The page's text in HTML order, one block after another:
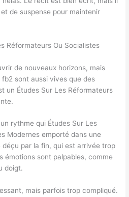
de suspense pour maintenir
Réformateurs Ou Socialistes
de nouveaux horizons, mais
sont aussi vives que des
un Études Sur Les Réformateurs
rythme qui Études Sur Les
Modernes emporté dans une
déçu par la fin, qui est arrivée trop
émotions sont palpables, comme
doigt.
mais parfois trop compliqué.